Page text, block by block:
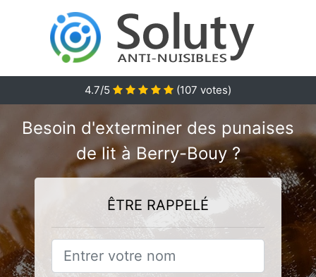
4.7/5 (107 votes)
Besoin d'exterminer des punaises
de lit à Berry-Bouy ?
ÊTRE RAPPELÉ